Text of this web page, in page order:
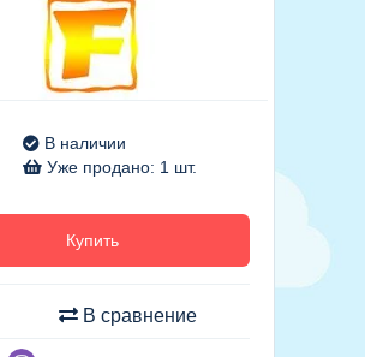
В наличии
Уже продано: 1 шт.
Купить
В сравнение